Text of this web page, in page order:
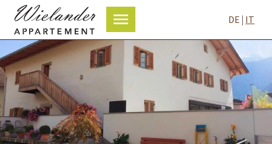
 DE | IT